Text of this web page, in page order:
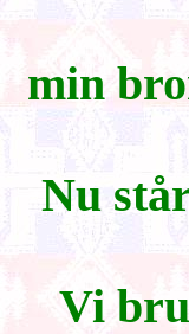
min
Nu
Vi